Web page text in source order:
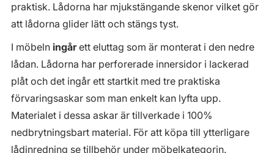
praktisk. Lådorna har mjukstängande skenor vilket gör
att lådorna glider lätt och stängs tyst.
I möbeln ingårett eluttag som är monterat i den nedre
lådan. Lådorna har perforerade innersidor i lackerad
plåt och det ingår ett startkit med tre praktiska
förvaringsaskar som man enkelt kan lyfta upp.
Materialet i dessa askar är tillverkade i 100%
nedbrytningsbart material. För att köpa till ytterligare
lådinredning se tillbehör under möbelkategorin.